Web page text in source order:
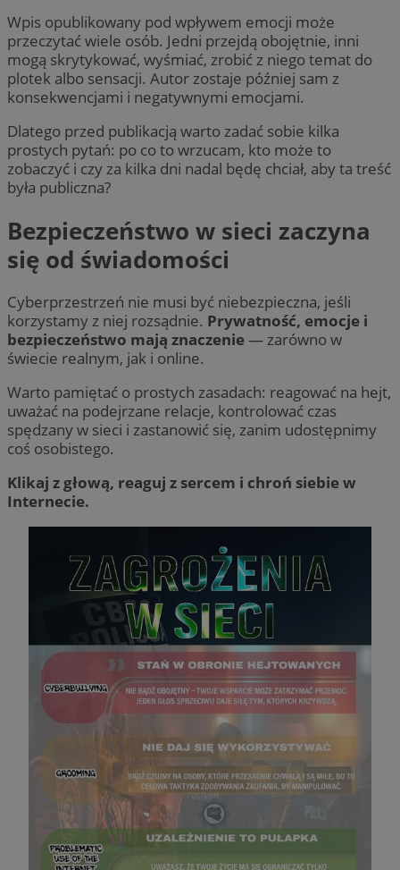
Wpis opublikowany pod wpływem emocji może
przeczytać wiele osób. Jedni przejdą obojętnie, inni
mogą skrytykować, wyśmiać, zrobić z niego temat do
plotek albo sensacji. Autor zostaje później sam z
konsekwencjami i negatywnymi emocjami.
Dlatego przed publikacją warto zadać sobie kilka
prostych pytań: po co to wrzucam, kto może to
zobaczyć i czy za kilka dni nadal będę chciał, aby ta treść
była publiczna?
Bezpieczeństwo w sieci zaczyna
się od świadomości
Cyberprzestrzeń nie musi być niebezpieczna, jeśli
korzystamy z niej rozsądnie. Prywatność, emocje i
bezpieczeństwo mają znaczenie— zarówno w
świecie realnym, jak i online.
Warto pamiętać o prostych zasadach: reagować na hejt,
uważać na podejrzane relacje, kontrolować czas
spędzany w sieci i zastanowić się, zanim udostępnimy
coś osobistego.
Klikaj z głową, reaguj z sercem i chroń siebie w
Internecie.